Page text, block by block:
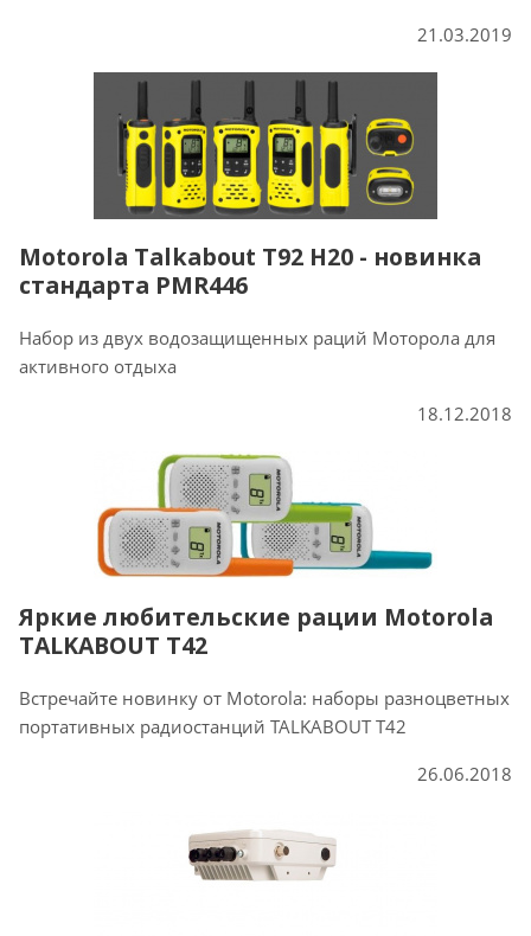
21.03.2019
Motorola Talkabout T92 H20 - новинка
стандарта PMR446
Набор из двух водозащищенных раций Моторола для
активного отдыха
18.12.2018
Яркие любительские рации Motorola
TALKABOUT T42
Встречайте новинку от Motorola: наборы разноцветных
портативных радиостанций TALKABOUT T42
26.06.2018